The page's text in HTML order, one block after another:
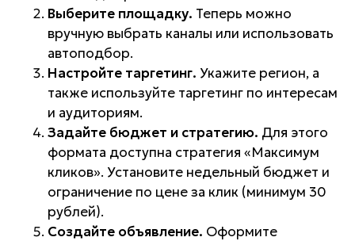
Выберите площадку. Теперь можно
вручную выбрать каналы или использовать
автоподбор.
Настройте таргетинг. Укажите регион, а
также используйте таргетинг по интересам
и аудиториям.
Задайте бюджет и стратегию. Для этого
формата доступна стратегия «Максимум
кликов». Установите недельный бюджет и
ограничение по цене за клик (минимум 30
рублей).
Создайте объявление. Оформите